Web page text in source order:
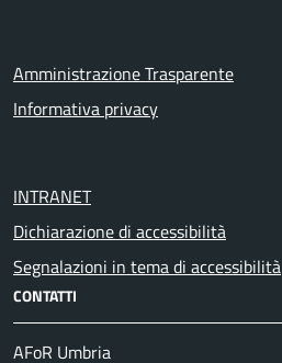
Amministrazione Trasparente
Informativa privacy
INTRANET
Dichiarazione di accessibilità
Segnalazioni in tema di accessibilità
CONTATTI
AFoR Umbria